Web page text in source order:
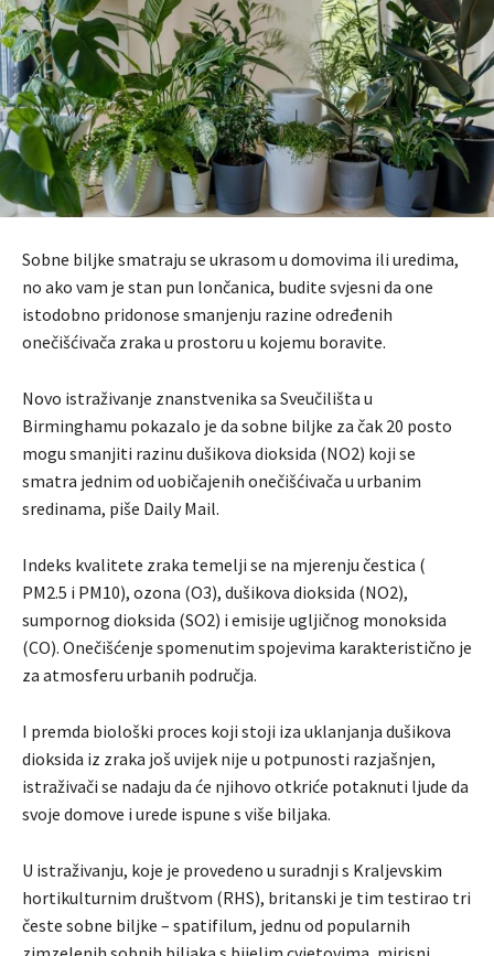
Sobne biljke smatraju se ukrasom u domovima ili uredima,
no ako vam je stan pun lončanica, budite svjesni da one
istodobno pridonose smanjenju razine određenih
onečišćivača zraka u prostoru u kojemu boravite.
Novo istraživanje znanstvenika sa Sveučilišta u
Birminghamu pokazalo je da sobne biljke za čak 20 posto
mogu smanjiti razinu dušikova dioksida (NO2) koji se
smatra jednim od uobičajenih onečišćivača u urbanim
sredinama, piše Daily Mail.
Indeks kvalitete zraka temelji se na mjerenju čestica (
PM2.5 i PM10), ozona (O3), dušikova dioksida (NO2),
sumpornog dioksida (SO2) i emisije ugljičnog monoksida
(CO). Onečišćenje spomenutim spojevima karakteristično je
za atmosferu urbanih područja.
I premda biološki proces koji stoji iza uklanjanja dušikova
dioksida iz zraka još uvijek nije u potpunosti razjašnjen,
istraživači se nadaju da će njihovo otkriće potaknuti ljude da
svoje domove i urede ispune s više biljaka.
U istraživanju, koje je provedeno u suradnji s Kraljevskim
hortikulturnim društvom (RHS), britanski je tim testirao tri
česte sobne biljke – spatifilum, jednu od popularnih